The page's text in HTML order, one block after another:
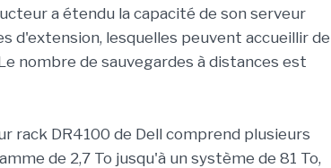
a étendu la capacité de son serveur
d'extension, lesquelles peuvent accueillir de
nombre de sauvegardes à distances est
rack DR4100 de Dell comprend plusieurs
de 2,7 To jusqu'à un système de 81 To,